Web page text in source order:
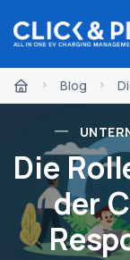
Blog
Die
der